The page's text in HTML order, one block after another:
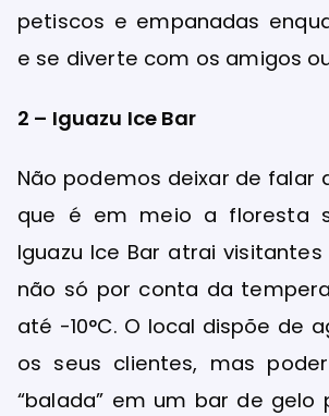
petiscos e empanadas
e se diverte com os amigos
2 – Iguazu Ice Bar
Não podemos deixar de falar
que é em meio a floresta
Iguazu Ice Bar atrai
não só por conta da
até -10°C. O local dispõe de
os seus clientes, mas
“balada” em um bar de gelo